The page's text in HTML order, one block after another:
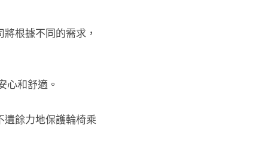
根據不同的需求，
心和舒適。
遺餘力地保護輪椅乘